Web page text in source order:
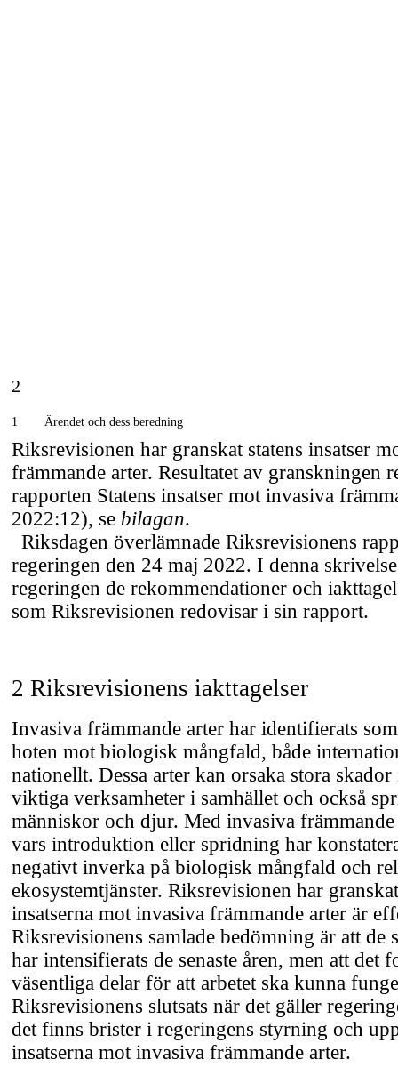
2
1 Ärendet och dess beredning
Riksrevisionen har granskat statens insatser
främmande arter. Resultatet av granskningen
rapporten Statens insatser mot invasiva
2022:12), se bilagan.
Riksdagen överlämnade Riksrevisionens
regeringen den 24 maj 2022. I denna
regeringen de rekommendationer och
som Riksrevisionen redovisar i sin rapport.
2 Riksrevisionens iakttagelser
Invasiva främmande arter har identifierats
hoten mot biologisk mångfald, både
nationellt. Dessa arter kan orsaka stora
viktiga verksamheter i samhället och också
människor och djur. Med invasiva främmande
vars introduktion eller spridning har
negativt inverka på biologisk mångfald och
ekosystemtjänster. Riksrevisionen har
insatserna mot invasiva främmande arter är
Riksrevisionens samlade bedömning är att de
har intensifierats de senaste åren, men att det
väsentliga delar för att arbetet ska kunna
Riksrevisionens slutsats när det gäller
det finns brister i regeringens styrning och
insatserna mot invasiva främmande arter.